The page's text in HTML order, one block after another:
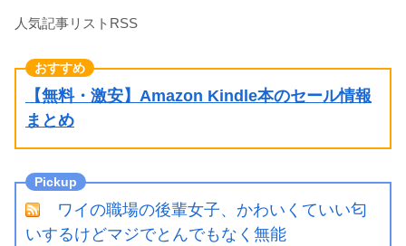
人気記事リストRSS
【無料・激安】Amazon Kindle本のセール情報
まとめ
ワイの職場の後輩女子、かわいくていい匂
いするけどマジでとんでもなく無能